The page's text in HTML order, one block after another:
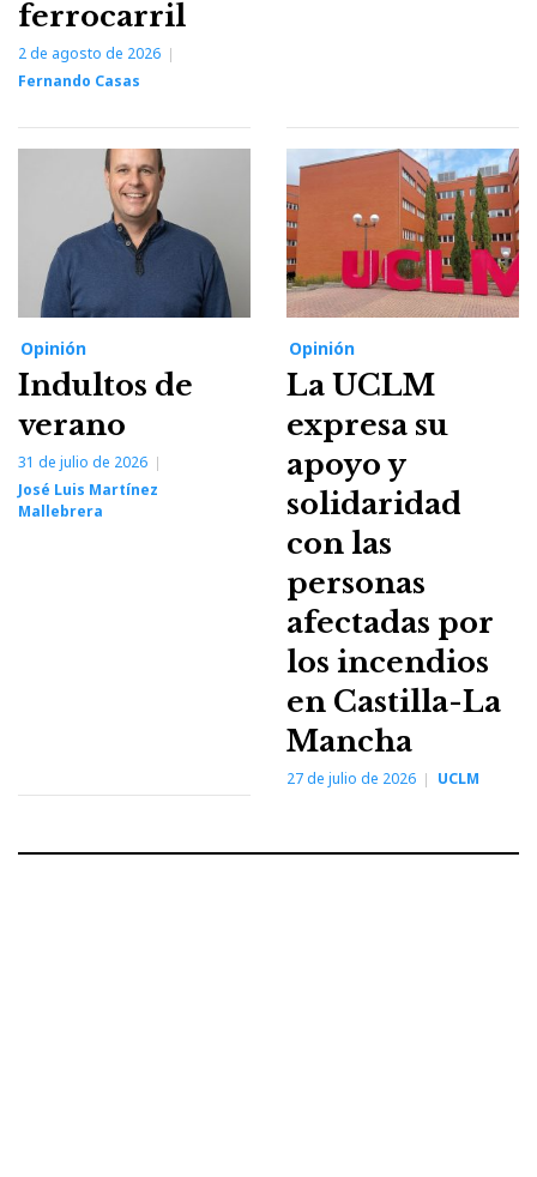
ferrocarril
2 de agosto de 2026
Fernando Casas
Opinión
Indultos de
verano
31 de julio de 2026
José Luis Martínez
Mallebrera
Opinión
La UCLM
expresa su
apoyo y
solidaridad
con las
personas
afectadas por
los incendios
en Castilla-La
Mancha
27 de julio de 2026 UCLM